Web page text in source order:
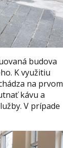
budova
K využitiu
na prvom
kávu a
V prípade